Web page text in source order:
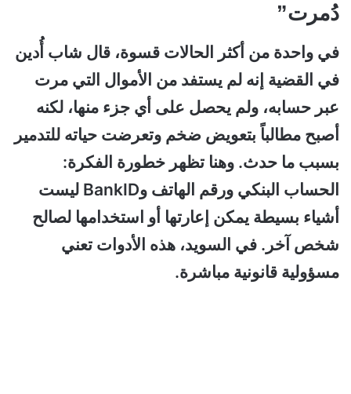
دُمرت”
في واحدة من أكثر الحالات قسوة، قال شاب أُدين
في القضية إنه لم يستفد من الأموال التي مرت
عبر حسابه، ولم يحصل على أي جزء منها، لكنه
أصبح مطالباً بتعويض ضخم وتعرضت حياته للتدمير
بسبب ما حدث. وهنا تظهر خطورة الفكرة:
الحساب البنكي ورقم الهاتف وBankID ليست
أشياء بسيطة يمكن إعارتها أو استخدامها لصالح
شخص آخر. في السويد، هذه الأدوات تعني
مسؤولية قانونية مباشرة.